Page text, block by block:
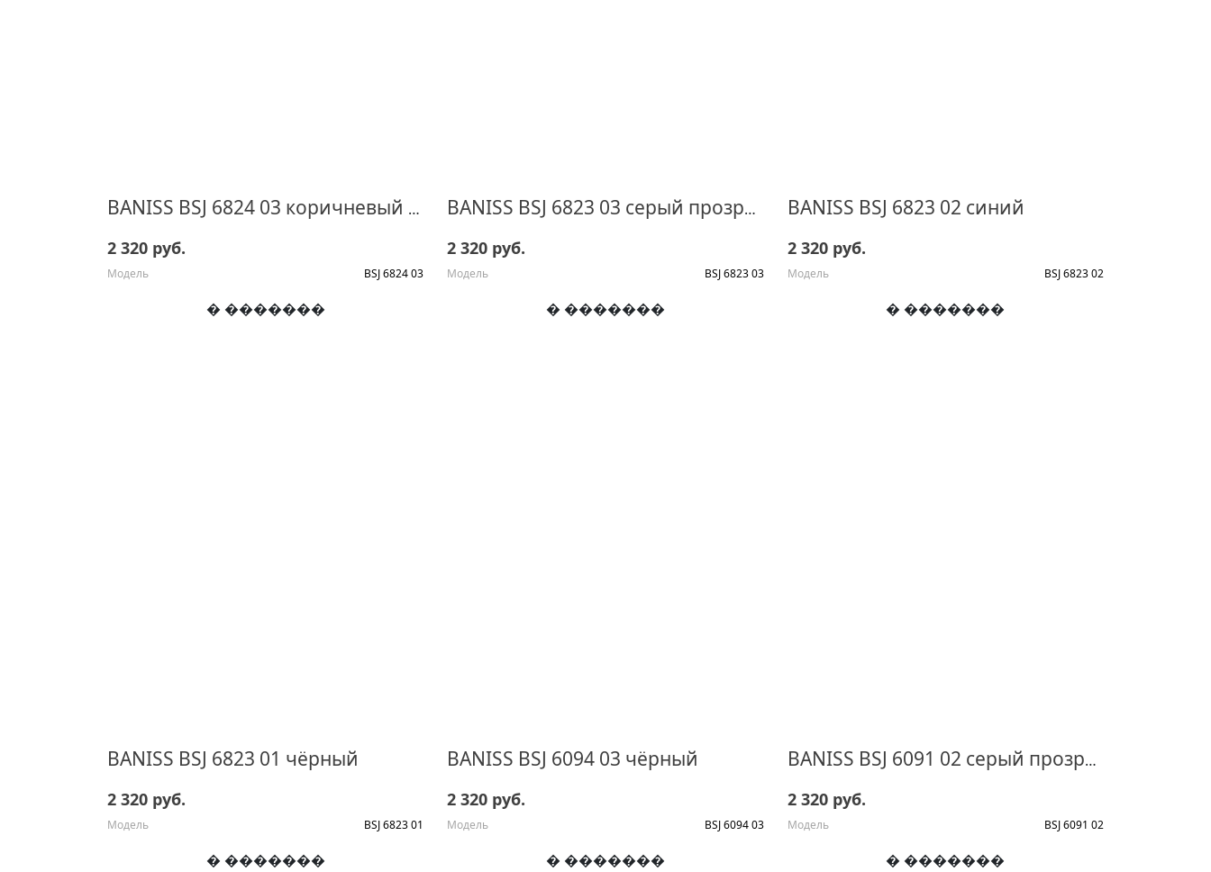
BANISS BSJ 6824 03 коричневый прозрачный
2 320 руб.
Модель BSJ 6824 03
� �������
BANISS BSJ 6823 03 серый прозрачный
2 320 руб.
Модель BSJ 6823 03
� �������
BANISS BSJ 6823 02 синий
2 320 руб.
Модель BSJ 6823 02
� �������
BANISS BSJ 6823 01 чёрный
2 320 руб.
Модель BSJ 6823 01
� �������
BANISS BSJ 6094 03 чёрный
2 320 руб.
Модель BSJ 6094 03
� �������
BANISS BSJ 6091 02 серый прозрачный
2 320 руб.
Модель BSJ 6091 02
� �������